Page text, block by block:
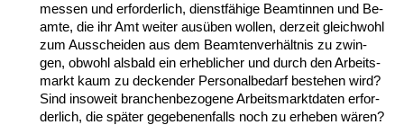
mes­sen und er­for­der­lich, dienstfähi­ge Be­am­tin­nen und Be­
am­te, die ihr Amt wei­ter ausüben wol­len, der­zeit gleich­wohl
zum Aus­schei­den aus dem Be­am­ten­verhält­nis zu zwin­
gen, ob­wohl als­bald ein er­heb­li­cher und durch den Ar­beits­
markt kaum zu de­cken­der Per­so­nal­be­darf be­ste­hen wird?
Sind in­so­weit bran­chen­be­zo­ge­ne Ar­beits­markt­da­ten er­for­
der­lich, die später ge­ge­be­nen­falls noch zu er­he­ben wären?